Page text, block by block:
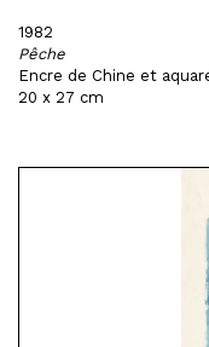
1982
Pêche
Encre de Chine et
20 x 27 cm